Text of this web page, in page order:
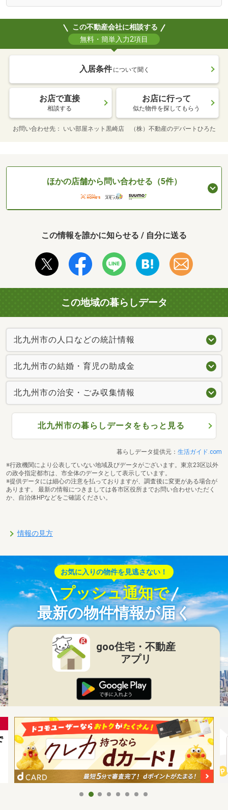
この不動産会社に相談する
無料・簡単入力2項目
入居条件 について聞く
お店で直接
相談する
お店に行って
似た物件を探してもらう
お問い合わせ先 いい部屋ネット黒崎店 （株）不動産のデパートひろた
ほかの店舗から問い合わせる（5件）
この情報を誰かに知らせる / 自分に送る
この地域の暮らしデータ
北九州市の人口などの統計情報
北九州市の結婚・育児の助成金
北九州市の治安・ごみ収集情報
北九州市の暮らしデータをもっと見る
暮らしデータ提供元： 生活ガイド.com
※行政機関により公表していない地域及びデータがございます。東京23区以外
の政令指定都市は、市全体のデータとして表示しています。
※提供データには細心の注意を払っておりますが、調査後に変更がある場合が
あります。 最新の情報につきましては各市区役所までお問い合わせいただく
か、自治体HPなどをご確認ください。
情報の見方
お気に入りの物件を見逃さない！
プッシュ通知で
最新の物件情報が届く
goo住宅・不動産
アプリ